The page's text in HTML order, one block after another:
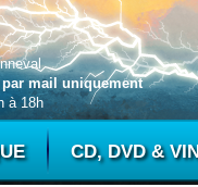
par mail uniquement
à 18h
CD, DVD &